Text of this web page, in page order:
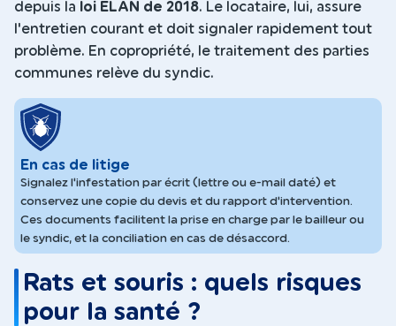
depuis la loi ELAN de 2018. Le locataire, lui, assure
l'entretien courant et doit signaler rapidement tout
problème. En copropriété, le traitement des parties
communes relève du syndic.
En cas de litige
Signalez l'infestation par écrit (lettre ou e-mail daté) et
conservez une copie du devis et du rapport d'intervention.
Ces documents facilitent la prise en charge par le bailleur ou
le syndic, et la conciliation en cas de désaccord.
Rats et souris : quels risques
pour la santé ?